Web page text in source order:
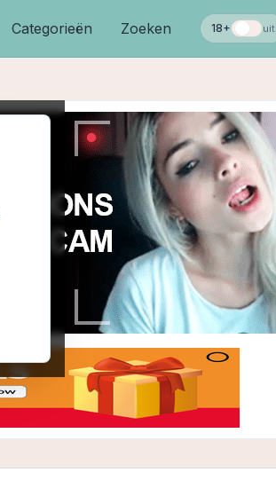
Categorieën Zoeken 18+ uit